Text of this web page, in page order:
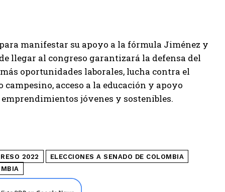
manifestar su apoyo a la fórmula Jiménez y
llegar al congreso garantizará la defensa del
oportunidades laborales, lucha contra el
acceso a la educación y apoyo
jóvenes y sostenibles.
2022
ELECCIONES A SENADO DE COLOMBIA